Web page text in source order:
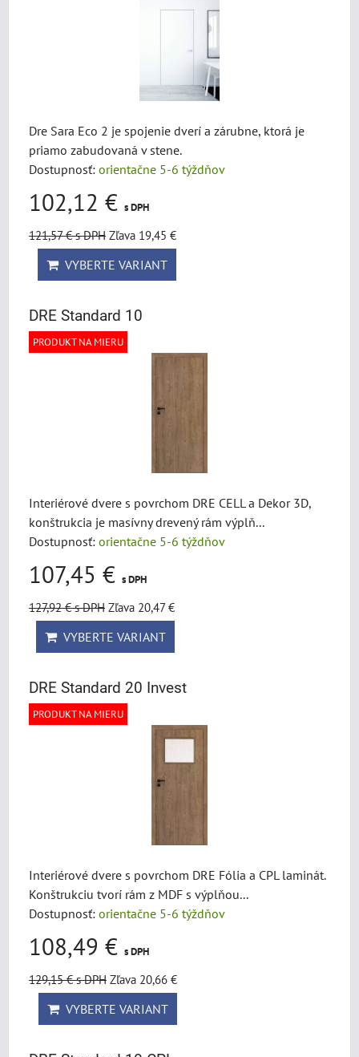
Dre Sara Eco 2 je spojenie dverí a zárubne, ktorá je
priamo zabudovaná v stene.
Dostupnosť: orientačne 5-6 týždňov
102,12 € s DPH
121,57 €s DPH Zľava 19,45 €
VYBERTE VARIANT
DRE Standard 10
PRODUKT NA MIERU
Interiérové dvere s povrchom DRE CELL a Dekor 3D,
konštrukcia je masívny drevený rám výplň...
Dostupnosť: orientačne 5-6 týždňov
107,45 € s DPH
127,92 €s DPH Zľava 20,47 €
VYBERTE VARIANT
DRE Standard 20 Invest
PRODUKT NA MIERU
Interiérové dvere s povrchom DRE Fólia a CPL laminát.
Konštrukciu tvorí rám z MDF s výplňou...
Dostupnosť: orientačne 5-6 týždňov
108,49 € s DPH
129,15 €s DPH Zľava 20,66 €
VYBERTE VARIANT